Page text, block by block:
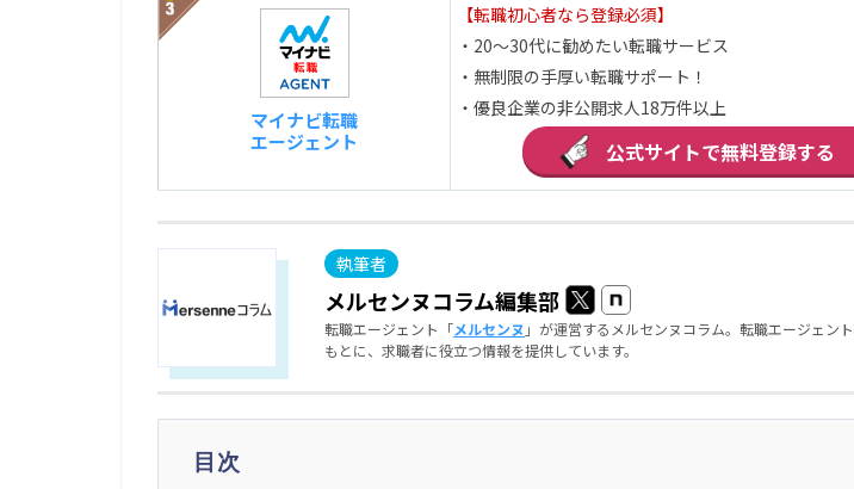
マイナビ転職
エージェント
【転職初心者なら登録必須】
・20～30代に勧めたい転職サービス
・無制限の手厚い転職サポート！
・優良企業の非公開求人18万件以上
公式サイトで無料登録する
メルセンヌコラム編集部
転職エージェント「メルセンヌ 」が運営するメルセンヌコラム。転職エージェン
もとに、求職者に役立つ情報を提供しています。
目次